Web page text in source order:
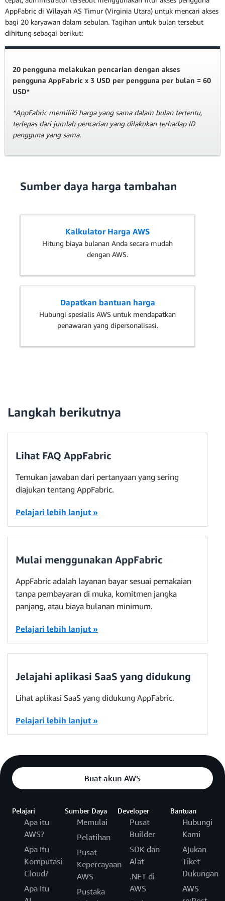
AppFabric di Wilayah AS Timur (Virginia Utara) untuk mencari akses
bagi 20 karyawan dalam sebulan. Tagihan untuk bulan tersebut
dihitung sebagai berikut:
20 pengguna melakukan pencarian dengan akses
pengguna AppFabric x 3 USD per pengguna per bulan = 60
USD*
*AppFabric memiliki harga yang sama dalam bulan tertentu,
terlepas dari jumlah pencarian yang dilakukan terhadap ID
pengguna yang sama.
Sumber daya harga tambahan
Kalkulator Harga AWS
Hitung biaya bulanan Anda secara mudah
dengan AWS.
Dapatkan bantuan harga
Hubungi spesialis AWS untuk mendapatkan
penawaran yang dipersonalisasi.
Langkah berikutnya
Lihat FAQ AppFabric
Temukan jawaban dari pertanyaan yang sering
diajukan tentang AppFabric.
Pelajari lebih lanjut »
Mulai menggunakan AppFabric
AppFabric adalah layanan bayar sesuai pemakaian
tanpa pembayaran di muka, komitmen jangka
panjang, atau biaya bulanan minimum.
Pelajari lebih lanjut »
Jelajahi aplikasi SaaS yang didukung
Lihat aplikasi SaaS yang didukung AppFabric.
Pelajari lebih lanjut »
Buat akun AWS
Pelajari
Apa itu
AWS?
Apa Itu
Komputasi
Cloud?
Apa Itu
Sumber Daya
Memulai
Pelatihan
Pusat
Kepercayaan
AWS
Pustaka
Developer
Pusat
Builder
SDK dan
Alat
.NET di
AWS
Bantuan
Hubungi
Kami
Ajukan
Tiket
Dukungan
AWS